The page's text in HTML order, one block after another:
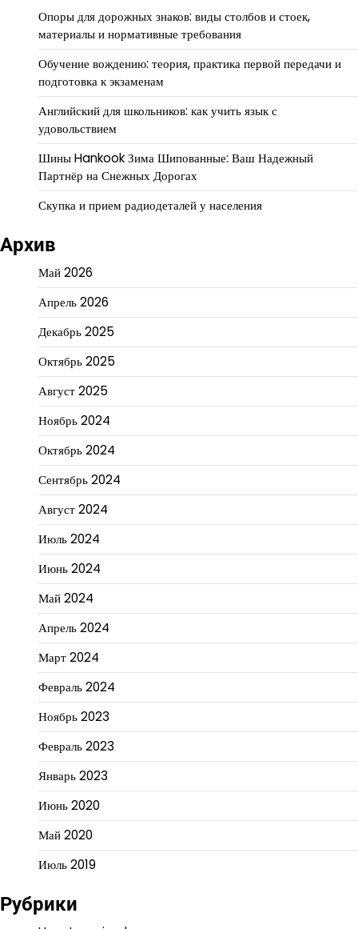
Опоры для дорожных знаков: виды столбов и стоек,
материалы и нормативные требования
Обучение вождению: теория, практика первой передачи и
подготовка к экзаменам
Английский для школьников: как учить язык с
удовольствием
Шины Hankook Зима Шипованные: Ваш Надежный
Партнёр на Снежных Дорогах
Скупка и прием радиодеталей у населения
Архив
Май 2026
Апрель 2026
Декабрь 2025
Октябрь 2025
Август 2025
Ноябрь 2024
Октябрь 2024
Сентябрь 2024
Август 2024
Июль 2024
Июнь 2024
Май 2024
Апрель 2024
Март 2024
Февраль 2024
Ноябрь 2023
Февраль 2023
Январь 2023
Июнь 2020
Май 2020
Июль 2019
Рубрики